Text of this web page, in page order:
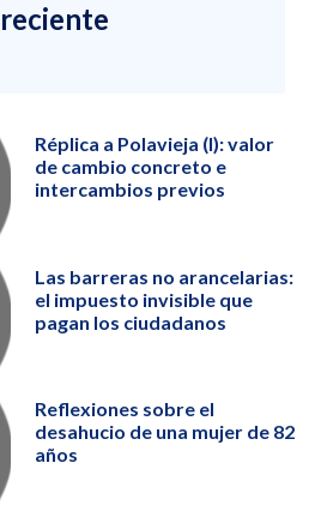
Réplica a Polavieja (I): valor
de cambio concreto e
intercambios previos
Las barreras no arancelarias:
el impuesto invisible que
pagan los ciudadanos
Reflexiones sobre el
desahucio de una mujer de 82
años